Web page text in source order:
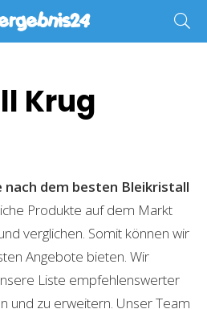
Krug
nach dem besten Bleikristall
Produkte auf dem Markt
verglichen. Somit können wir
Angebote bieten. Wir
Liste empfehlenswerter
und zu erweitern. Unser Team